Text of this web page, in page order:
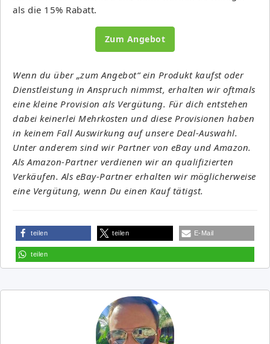
als die 15% Rabatt.
Zum Angebot
Wenn du über „zum Angebot“ ein Produkt kaufst oder
Dienstleistung in Anspruch nimmst, erhalten wir oftmals
eine kleine Provision als Vergütung. Für dich entstehen
dabei keinerlei Mehrkosten und diese Provisionen haben
in keinem Fall Auswirkung auf unsere Deal-Auswahl.
Unter anderem sind wir Partner von eBay und Amazon.
Als Amazon-Partner verdienen wir an qualifizierten
Verkäufen. Als eBay-Partner erhalten wir möglicherweise
eine Vergütung, wenn Du einen Kauf tätigst.
teilen teilen E-Mail
teilen